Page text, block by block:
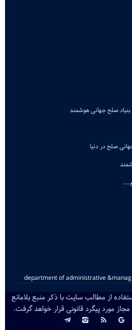
بنیاد صلح جهانی هوشمند
صلح در دنیا
از مطالب سایت با ذکر منبع بلامانع
مورد پیگرد قانونی قرار خواهد گرفت.